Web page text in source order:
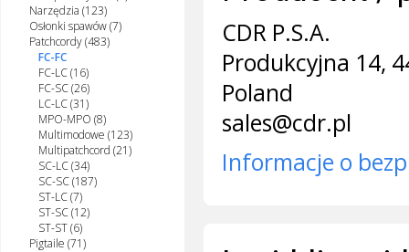
Narzędzia (123)
Osłonki spawów (7)
Patchcordy (483)
FC-FC
FC-LC (16)
FC-SC (26)
LC-LC (31)
MPO-MPO (8)
Multimodowe (123)
Multipatchcord (21)
SC-LC (34)
SC-SC (187)
ST-LC (7)
ST-SC (12)
ST-ST (6)
Pigtaile (71)
CDR P.S.A.
Produkcyjna 14,
Poland
sales@cdr.pl
Informacje o